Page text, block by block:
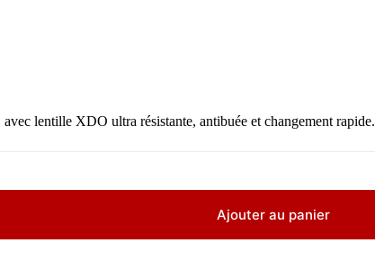
lentille XDO ultra résistante, antibuée et changement rapide.
Ajouter au panier